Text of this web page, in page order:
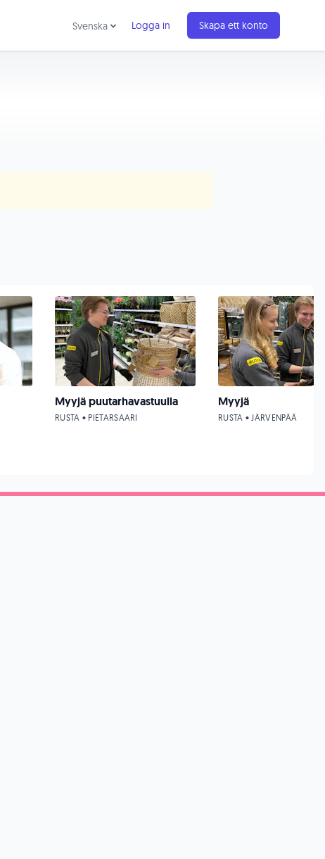
Svenska Logga in Skapa ett konto
Myyjä puutarhavastuulla
RUSTA • PIETARSAARI
Myyjä
RUSTA • JÄRVENPÄÄ